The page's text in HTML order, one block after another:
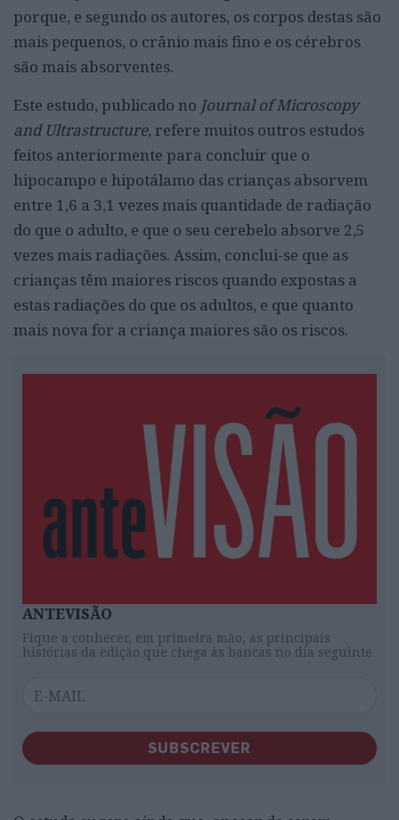
porque, e segundo os autores, os corpos destas são
mais pequenos, o crânio mais fino e os cérebros
são mais absorventes.
Este estudo, publicado no Journal of Microscopy
and Ultrastructure, refere muitos outros estudos
feitos anteriormente para concluir que o
hipocampo e hipotálamo das crianças absorvem
entre 1,6 a 3,1 vezes mais quantidade de radiação
do que o adulto, e que o seu cerebelo absorve 2,5
vezes mais radiações. Assim, conclui-se que as
crianças têm maiores riscos quando expostas a
estas radiações do que os adultos, e que quanto
mais nova for a criança maiores são os riscos.
ANTEVISÃO
Fique a conhecer, em primeira mão, as principais
histórias da edição que chega às bancas no dia seguinte
SUBSCREVER